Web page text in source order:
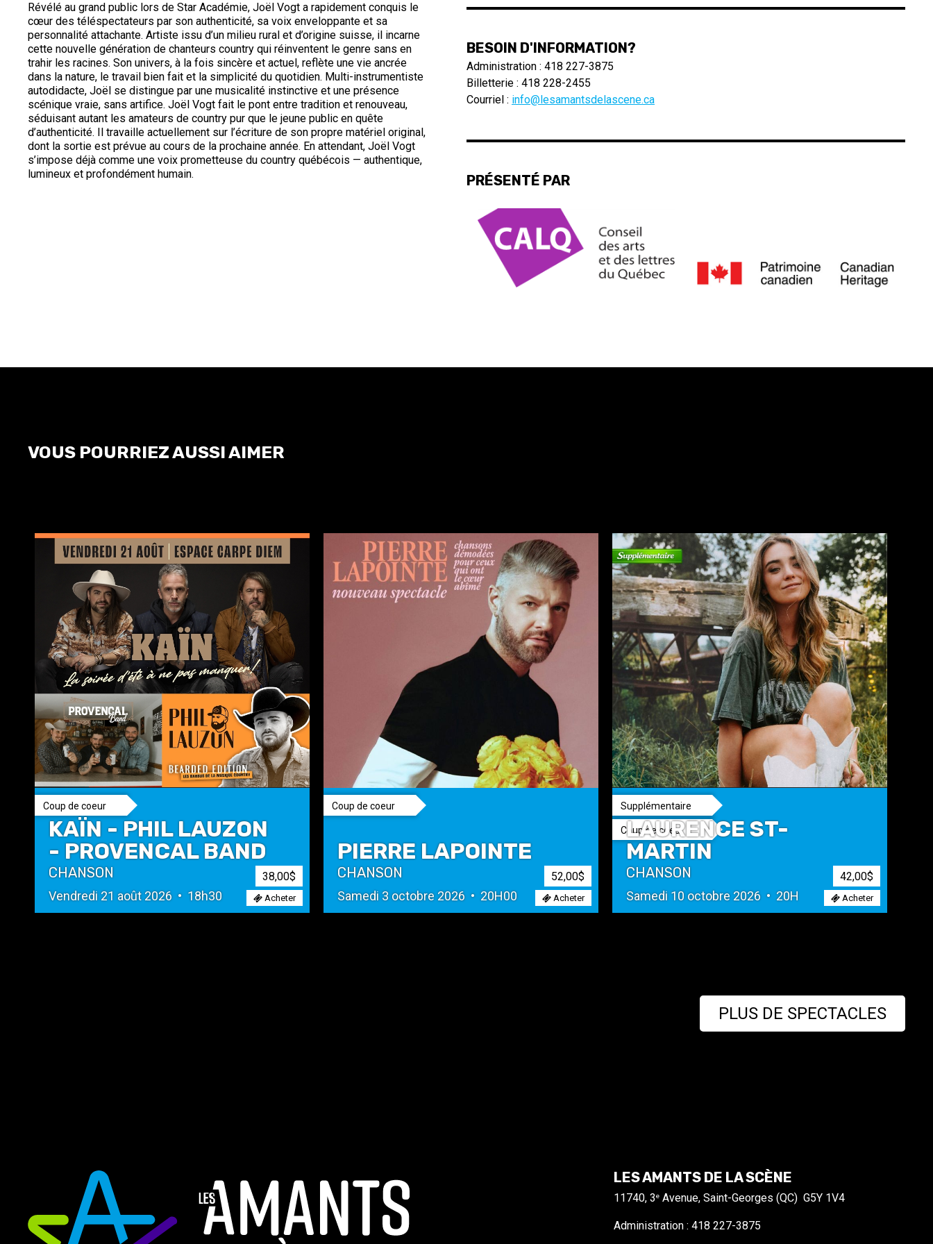
Révélé au grand public lors de Star Académie, Joël Vogt a rapidement conquis le
cœur des téléspectateurs par son authenticité, sa voix enveloppante et sa
personnalité attachante. Artiste issu d’un milieu rural et d’origine suisse, il incarne
cette nouvelle génération de chanteurs country qui réinventent le genre sans en
trahir les racines. Son univers, à la fois sincère et actuel, reflète une vie ancrée
dans la nature, le travail bien fait et la simplicité du quotidien. Multi-instrumentiste
autodidacte, Joël se distingue par une musicalité instinctive et une présence
scénique vraie, sans artifice. Joël Vogt fait le pont entre tradition et renouveau,
séduisant autant les amateurs de country pur que le jeune public en quête
d’authenticité. Il travaille actuellement sur l’écriture de son propre matériel original,
dont la sortie est prévue au cours de la prochaine année. En attendant, Joël Vogt
s’impose déjà comme une voix prometteuse du country québécois — authentique,
lumineux et profondément humain.
BESOIN D'INFORMATION?
Administration : 418 227-3875
Billetterie : 418 228-2455
Courriel : info@lesamantsdelascene.ca
PRÉSENTÉ PAR
VOUS POURRIEZ AUSSI AIMER
38,00$
Acheter
Coup de coeur
KAÏN - PHIL LAUZON
- PROVENCAL BAND
CHANSON
Vendredi 21 août 2026 • 18h30
52,00$
Acheter
Coup de coeur
PIERRE LAPOINTE
CHANSON
Samedi 3 octobre 2026 • 20H00
42,00$
Acheter
Supplémentaire
Coup de coeur
LAURENCE ST-
MARTIN
CHANSON
Samedi 10 octobre 2026 • 20H
PLUS DE SPECTACLES
LES AMANTS DE LA SCÈNE
11740, 3eAvenue, Saint-Georges (QC) G5Y 1V4
Administration : 418 227-3875